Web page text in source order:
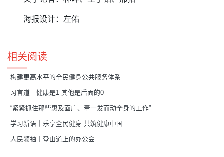
海报设计：左佑
相关阅读
构建更高水平的全民健身公共服务体系
习言道｜健康是1 其他是后面的0
“紧紧抓住那些惠及面广、牵一发而动全身的工作”
学习新语｜乐享全民健身 共筑健康中国
人民领袖｜登山道上的办公会